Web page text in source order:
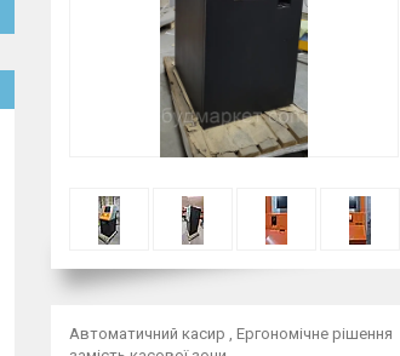
Автоматичний касир , Ергономічне рішення